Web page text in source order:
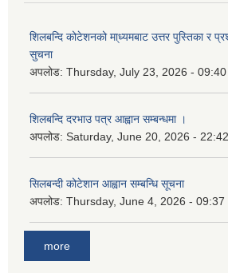
शिलबन्दि कोटेशनको मा्ध्यमबाट उत्तर पुस्तिका र
सुचना
अपलोड: Thursday, July 23, 2026 - 09:40
शिलबन्दि दरभाउ पत्र आह्वान सम्बन्धमा ।
अपलोड: Saturday, June 20, 2026 - 22:42
सिलबन्दी कोटेशान आह्वान सम्बन्धि सूचना
अपलोड: Thursday, June 4, 2026 - 09:37
more